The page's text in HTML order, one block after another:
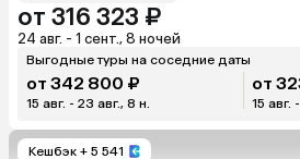
от 316 323 ₽
24 авг. - 1 сент., 8 ночей
Выгодные туры на соседние даты
от 342 800 ₽
15 авг. - 23 авг., 8 н.
от
15 авг.
Кешбэк + 5 541